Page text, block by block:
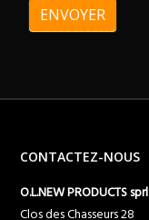
ENVOYER
CONTACTEZ-NOUS
O.L.NEW PRODUCTS sprl
Clos des Chasseurs 28